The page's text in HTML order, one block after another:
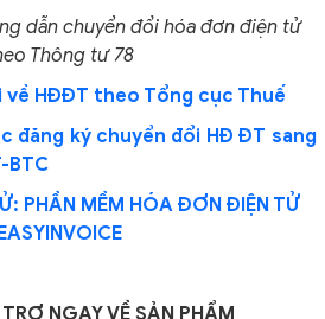
dẫn chuyển đổi hóa đơn điện tử
Thông tư 78
về HĐĐT theo Tổng cục Thuế
đăng ký chuyển đổi HĐ ĐT sang
BTC
PHẦN MỀM HÓA ĐƠN ĐIỆN TỬ
NGAY VỀ SẢN PHẨM